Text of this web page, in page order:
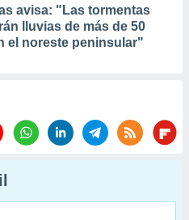
avisa: "Las tormentas
lluvias de más de 50
el noreste peninsular"